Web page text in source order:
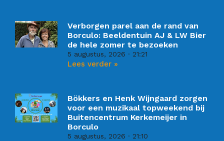
Verborgen parel aan de rand van
Borculo: Beeldentuin AJ & LW Bier
de hele zomer te bezoeken
5 augustus, 2026 21:21
Lees verder »
Bökkers en Henk Wijngaard zorgen
voor een muzikaal topweekend bij
Buitencentrum Kerkemeijer in
Borculo
5 augustus, 2026 21:10